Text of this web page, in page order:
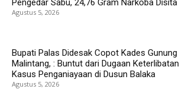
Pengedar Sabu, 24,76 Gram Narkoba Disita
Agustus 5, 2026
Bupati Palas Didesak Copot Kades Gunung
Malintang, : Buntut dari Dugaan Keterlibatan
Kasus Penganiayaan di Dusun Balaka
Agustus 5, 2026